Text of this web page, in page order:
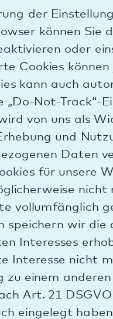
bekannten
zur Anzeige unseres
Anreise etc. zur
der
Rechtsgrundlage für
personenbezogener
DSGVO. Die
zu der
personenbezogenen
bestimmte Zwecke
Nutzer selbst über
erforderlichen
können Sie die
oder
die Ausführung von